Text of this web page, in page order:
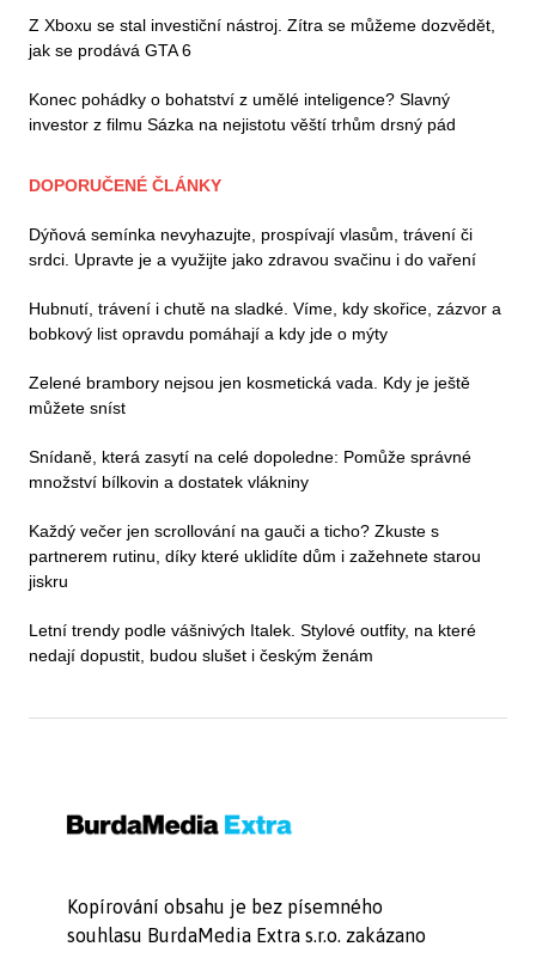
Z Xboxu se stal investiční nástroj. Zítra se můžeme dozvědět,
jak se prodává GTA 6
Konec pohádky o bohatství z umělé inteligence? Slavný
investor z filmu Sázka na nejistotu věští trhům drsný pád
DOPORUČENÉ ČLÁNKY
Dýňová semínka nevyhazujte, prospívají vlasům, trávení či
srdci. Upravte je a využijte jako zdravou svačinu i do vaření
Hubnutí, trávení i chutě na sladké. Víme, kdy skořice, zázvor a
bobkový list opravdu pomáhají a kdy jde o mýty
Zelené brambory nejsou jen kosmetická vada. Kdy je ještě
můžete sníst
Snídaně, která zasytí na celé dopoledne: Pomůže správné
množství bílkovin a dostatek vlákniny
Každý večer jen scrollování na gauči a ticho? Zkuste s
partnerem rutinu, díky které uklidíte dům i zažehnete starou
jiskru
Letní trendy podle vášnivých Italek. Stylové outfity, na které
nedají dopustit, budou slušet i českým ženám
Kopírování obsahu je bez písemného
souhlasu BurdaMedia Extra s.r.o. zakázano